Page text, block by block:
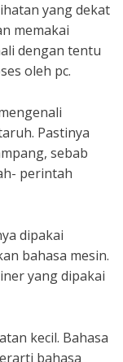
yang dekat
memakai
dengan tentu
oleh pc.
Pastinya
sebab
perintah
dipakai
bahasa mesin.
yang dipakai
kecil. Bahasa
bahasa